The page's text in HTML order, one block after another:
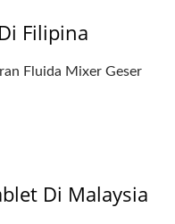
Filipina
Fluida Mixer Geser
Di Malaysia